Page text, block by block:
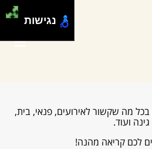
בכל מה שקשור לאירועים, פנאי, בית,
גינה ועוד.
לכם קריאה מהנה!
נגישות